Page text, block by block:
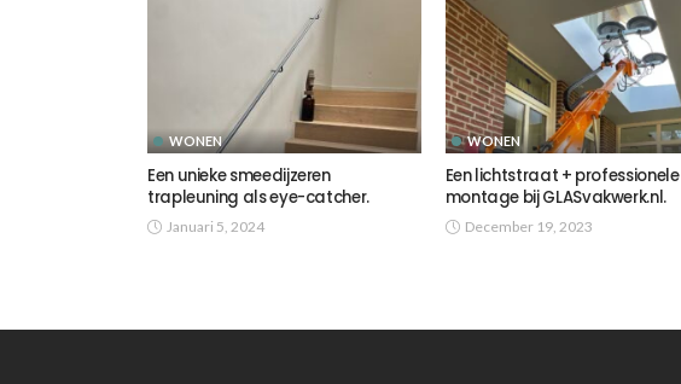
WONEN
Een unieke smeedijzeren
trapleuning als eye-catcher.
Januari 5, 2024
WONEN
Een lichtstraat + professionele
montage bij GLASvakwerk.nl.
December 19, 2023